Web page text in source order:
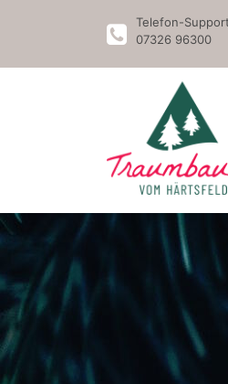
Telefon-Support
07326 96300